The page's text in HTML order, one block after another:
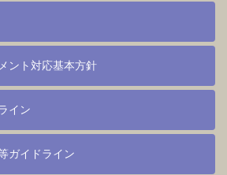
ント対応基本方針
イン
ガイドライン